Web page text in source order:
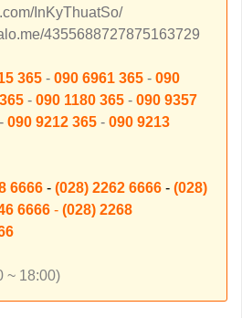
InKyThuatSo/
4355688727875163729
365 - 090 6961 365 - 090
- 090 1180 365 - 090 9357
- 090 9212 365 - 090 9213
6666 - (028) 2262 6666 - (028)
6666 - (028) 2268
~ 18:00)